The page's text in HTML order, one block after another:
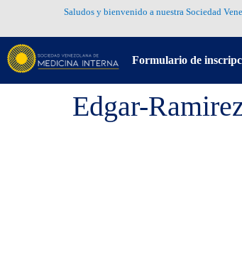
Saludos y bienvenido a nuestra Sociedad
Formulario de
Edgar-